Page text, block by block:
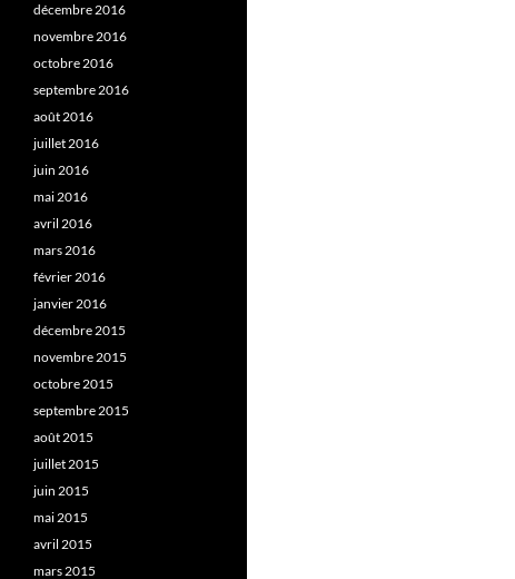
décembre 2016
novembre 2016
octobre 2016
septembre 2016
août 2016
juillet 2016
juin 2016
mai 2016
avril 2016
mars 2016
février 2016
janvier 2016
décembre 2015
novembre 2015
octobre 2015
septembre 2015
août 2015
juillet 2015
juin 2015
mai 2015
avril 2015
mars 2015